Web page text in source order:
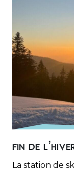
FIN DE
La station de